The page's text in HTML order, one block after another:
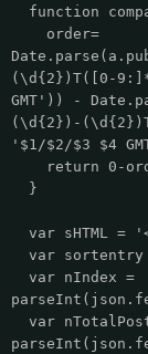
function
order=
(\d{2})T([0-
GMT')) -
(\d{2})-
'$1/$2/$3 $4
return 0-
}
var sHTML =
var sortentry
var nIndex =
var